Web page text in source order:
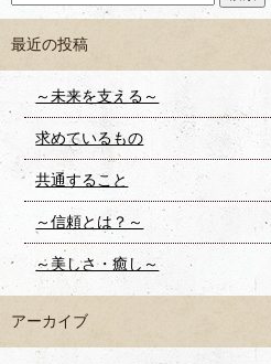
最近の投稿
～未来を支える～
求めているもの
共通すること
～信頼とは？～
～美しさ・癒し～
アーカイブ